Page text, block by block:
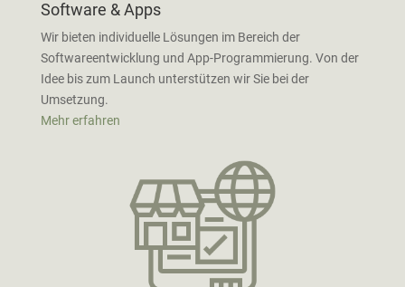
Software & Apps
Wir bieten individuelle Lösungen im Bereich der
Softwareentwicklung und App-Programmierung. Von der
Idee bis zum Launch unterstützen wir Sie bei der
Umsetzung.
Mehr erfahren